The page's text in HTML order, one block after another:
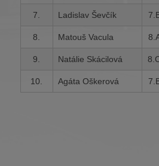
7. Ladislav Ševčík
8. Matouš Vacula
9. Natálie Skácilová
10. Agáta Oškerová